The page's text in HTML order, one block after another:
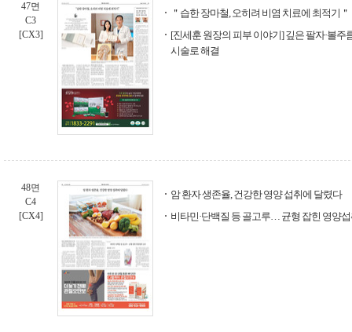
47면
C3
[CX3]
＂습한 장마철, 오히려 비염 치료에 최적기＂
[진세훈 원장의 피부 이야기] 깊은 팔자·볼주
시술로 해결
48면
C4
[CX4]
암 환자 생존율, 건강한 영양 섭취에 달렸다
비타민·단백질 등 골고루… 균형 잡힌 영양